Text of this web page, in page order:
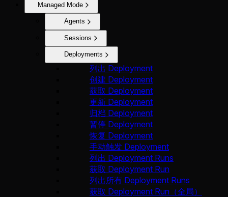
Managed Mode
Agents
Sessions
Deployments
列出 Deployment
创建 Deployment
获取 Deployment
更新 Deployment
归档 Deployment
暂停 Deployment
恢复 Deployment
手动触发 Deployment
列出 Deployment Runs
获取 Deployment Run
列出所有 Deployment Runs
获取 Deployment Run（全局）